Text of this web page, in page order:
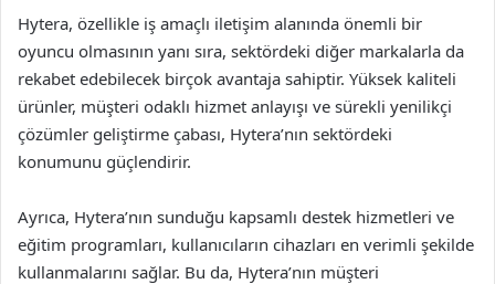
Hytera, özellikle iş amaçlı iletişim alanında önemli bir
oyuncu olmasının yanı sıra, sektördeki diğer markalarla da
rekabet edebilecek birçok avantaja sahiptir. Yüksek kaliteli
ürünler, müşteri odaklı hizmet anlayışı ve sürekli yenilikçi
çözümler geliştirme çabası, Hytera’nın sektördeki
konumunu güçlendirir.
Ayrıca, Hytera’nın sunduğu kapsamlı destek hizmetleri ve
eğitim programları, kullanıcıların cihazları en verimli şekilde
kullanmalarını sağlar. Bu da, Hytera’nın müşteri